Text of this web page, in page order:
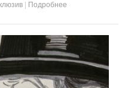
Подробнее